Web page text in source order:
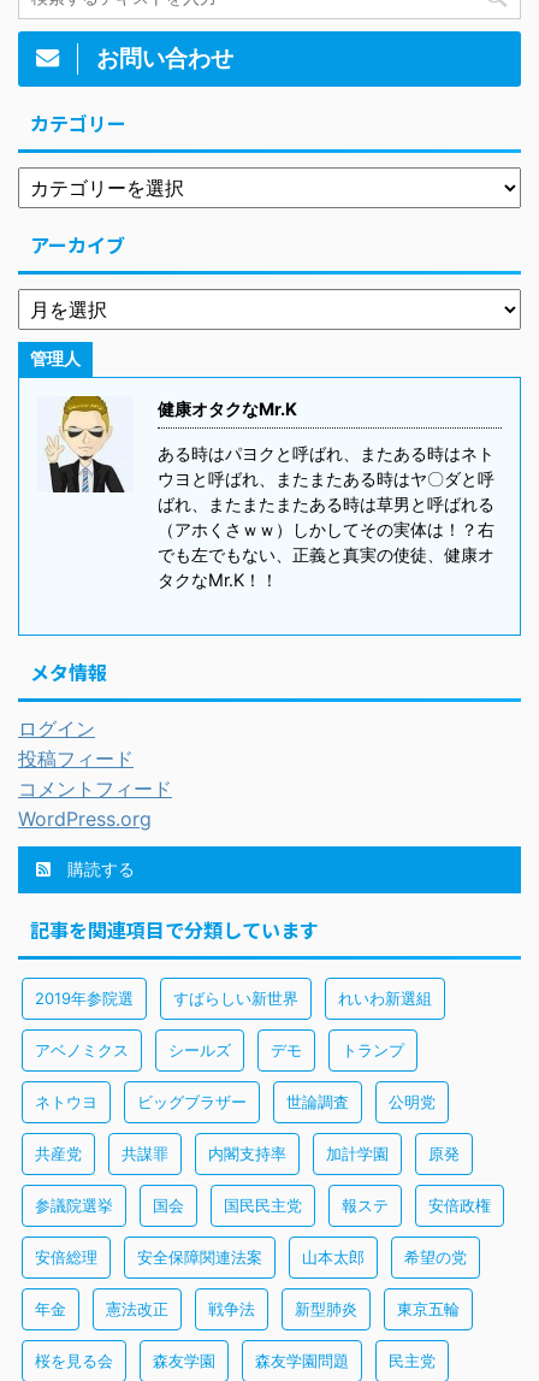
お問い合わせ
カテゴリー
アーカイブ
管理人
健康オタクなMr.K
ある時はパヨクと呼ばれ、またある時はネト
ウヨと呼ばれ、またまたある時はヤ〇ダと呼
ばれ、またまたまたある時は草男と呼ばれる
（アホくさｗｗ）しかしてその実体は！？右
でも左でもない、正義と真実の使徒、健康オ
タクなMr.K！！
メタ情報
ログイン
投稿フィード
コメントフィード
WordPress.org
購読する
記事を関連項目で分類しています
2019年参院選 すばらしい新世界 れいわ新選組
アベノミクス シールズ デモ トランプ
ネトウヨ ビッグブラザー 世論調査 公明党
共産党 共謀罪 内閣支持率 加計学園 原発
参議院選挙 国会 国民民主党 報ステ 安倍政権
安倍総理 安全保障関連法案 山本太郎 希望の党
年金 憲法改正 戦争法 新型肺炎 東京五輪
桜を見る会 森友学園 森友学園問題 民主党